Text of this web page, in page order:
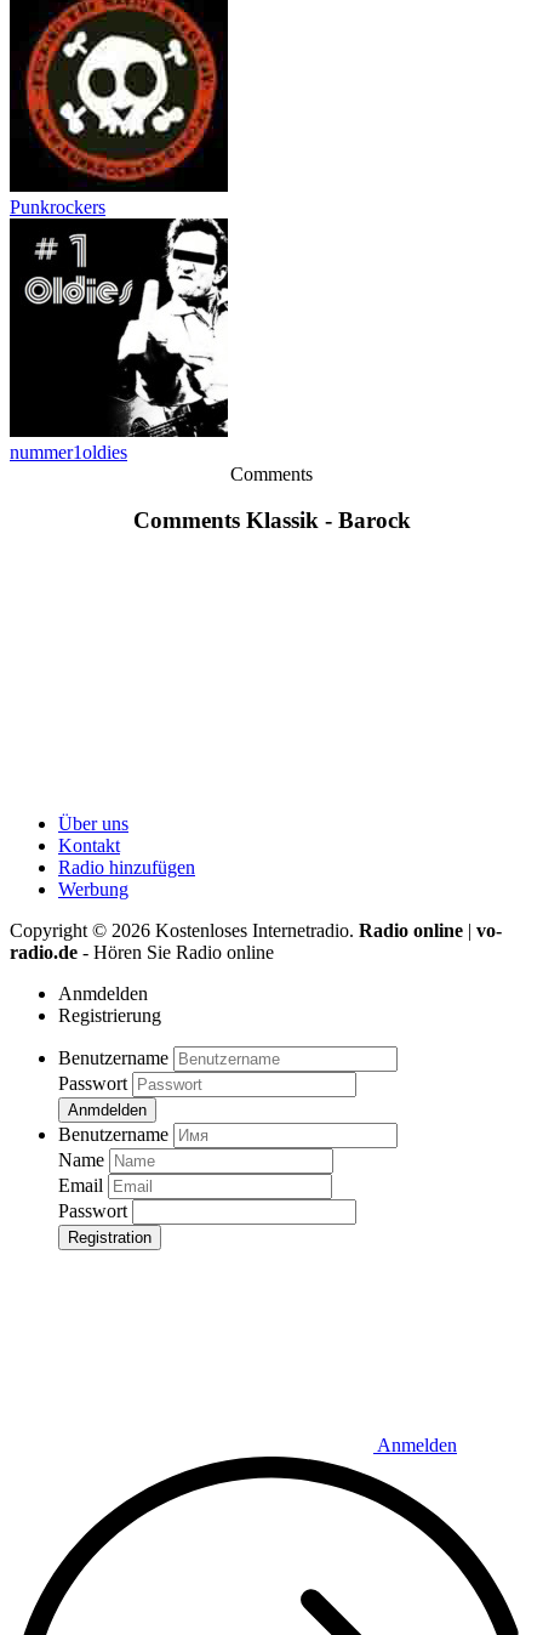
Punkrockers
nummer1oldies
Comments
Comments Klassik - Barock
Über uns
Kontakt
Radio hinzufügen
Werbung
Copyright © 2026 Kostenloses Internetradio. Radio online | vo-
radio.de - Hören Sie Radio online
Anmdelden
Registrierung
Benutzername
Passwort
Anmdelden
Benutzername
Name
Email
Passwort
Registration
Anmelden